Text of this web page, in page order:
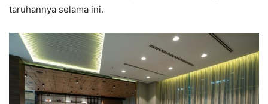
taruhannya selama ini.